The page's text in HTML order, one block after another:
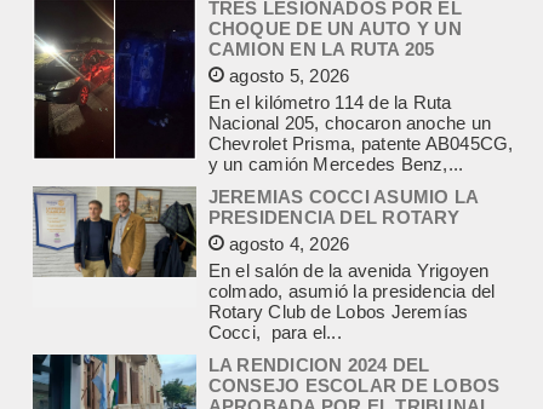
agosto 5, 2026
En el kilómetro 114 de la Ruta
Nacional 205, chocaron anoche un
Chevrolet Prisma, patente AB045CG,
y un camión Mercedes Benz,...
JEREMIAS COCCI ASUMIO LA
PRESIDENCIA DEL ROTARY
agosto 4, 2026
En el salón de la avenida Yrigoyen
colmado, asumió la presidencia del
Rotary Club de Lobos Jeremías
Cocci, para el...
LA RENDICION 2024 DEL
CONSEJO ESCOLAR DE LOBOS
DE CUENTAS BONAERENSE
agosto 3, 2026